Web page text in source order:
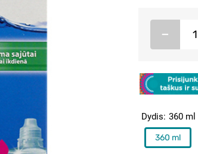
Dydis 360 ml
360 ml
–